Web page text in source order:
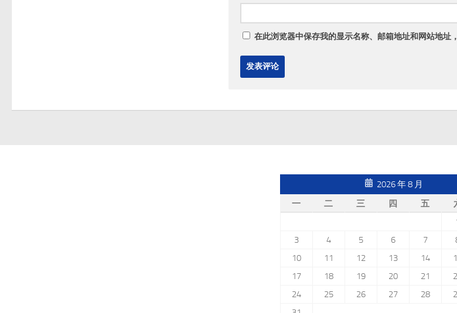
在此浏览器中保存我的显示名称、邮箱地址和网站地址
2026 年 8 月
一
二 三 四 五
3
4 5 6 7
10
11 12 13 14
17
18 19 20 21
24
25 26 27 28